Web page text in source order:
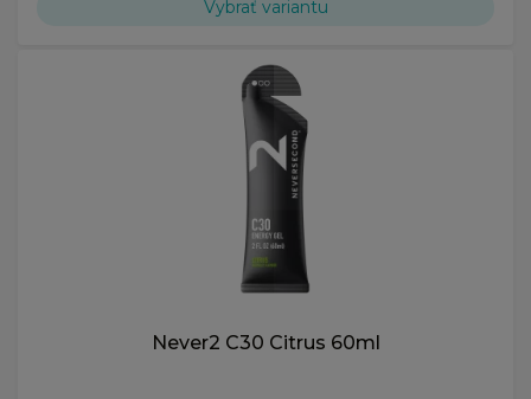
Vybrať variantu
Never2 C30 Citrus 60ml